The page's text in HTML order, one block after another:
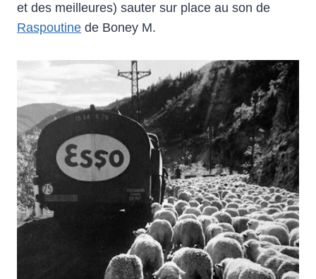
et des meilleures) sauter sur place au son de
Raspoutine de Boney M.